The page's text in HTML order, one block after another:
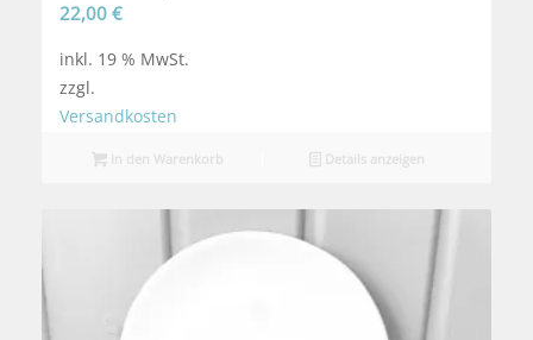
22,00 €
inkl. 19 % MwSt.
zzgl.
Versandkosten
In den Warenkorb Details anzeigen